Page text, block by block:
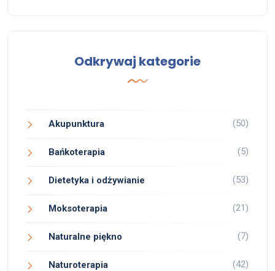
Odkrywaj kategorie
Akupunktura (50)
Bańkoterapia (5)
Dietetyka i odżywianie (53)
Moksoterapia (21)
Naturalne piękno (7)
Naturoterapia (42)